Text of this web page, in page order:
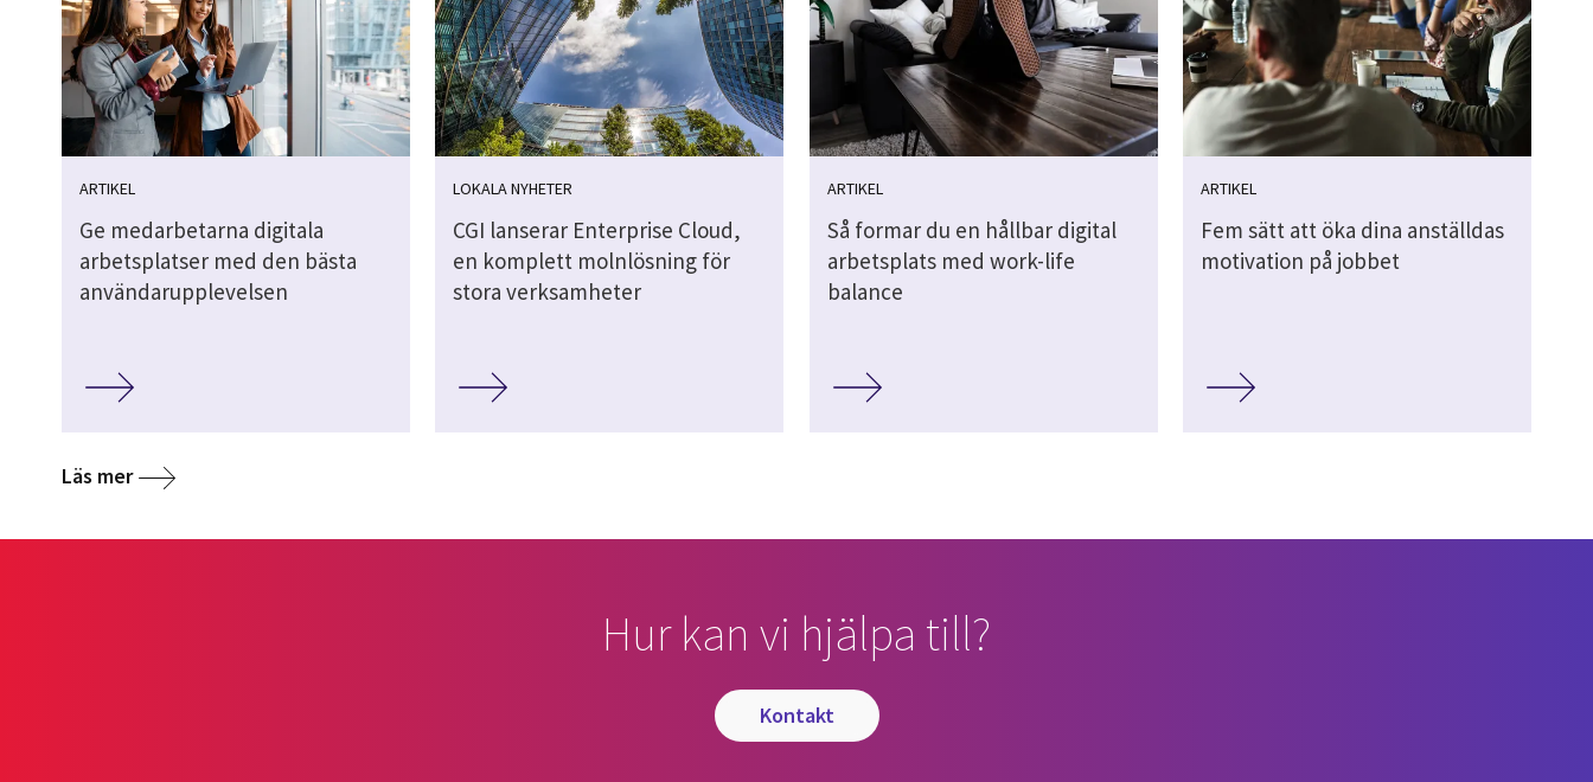
ARTIKEL
Ge medarbetarna digitala
arbetsplatser med den bästa
användarupplevelsen
LOKALA NYHETER
CGI lanserar Enterprise Cloud,
en komplett molnlösning för
stora verksamheter
ARTIKEL
Så formar du en hållbar digital
arbetsplats med work-life
balance
ARTIKEL
Fem sätt att öka dina anställdas
motivation på jobbet
Läs mer
Hur kan vi hjälpa till?
kontakt